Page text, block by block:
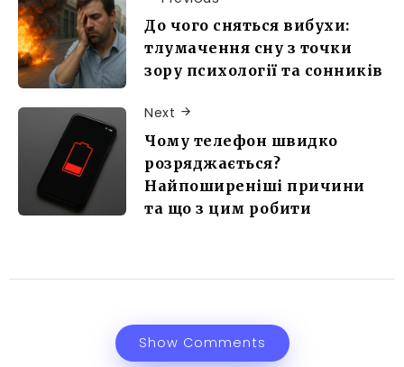
До чого сняться вибухи:
тлумачення сну з точки
зору психології та сонників
Next
Чому телефон швидко
розряджається?
Найпоширеніші причини
та що з цим робити
Show Comments